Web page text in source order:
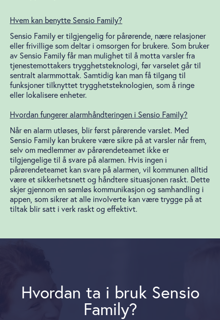
Hvem kan benytte Sensio Family?
Sensio Family er tilgjengelig for pårørende, nære relasjoner
eller frivillige som deltar i omsorgen for brukere. Som bruker
av Sensio Family får man mulighet til å motta varsler fra
tjenestemottakers trygghetsteknologi, før varselet går til
sentralt alarmmottak. Samtidig kan man få tilgang til
funksjoner tilknyttet trygghetsteknologien, som å ringe
eller lokalisere enheter.
Hvordan fungerer alarmhåndteringen i Sensio Family?
Når en alarm utløses, blir først pårørende varslet. Med
Sensio Family kan brukere være sikre på at varsler når frem,
selv om medlemmer av pårørendeteamet ikke er
tilgjengelige til å svare på alarmen. Hvis ingen i
pårørendeteamet kan svare på alarmen, vil kommunen alltid
være et sikkerhetsnett og håndtere situasjonen raskt. Dette
skjer gjennom en sømløs kommunikasjon og samhandling i
appen, som sikrer at alle involverte kan være trygge på at
tiltak blir satt i verk raskt og effektivt.
Hvordan ta i bruk Sensio
Family?